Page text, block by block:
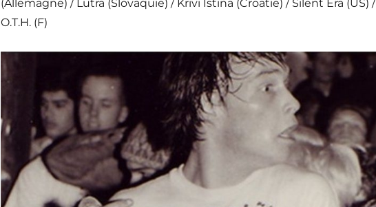
(Allemagne) / Lutra (Slovaquie) / Krivi Istina (Croatie) / Silent Era (US) /
O.T.H. (F)